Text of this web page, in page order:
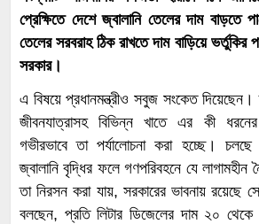
প্রেক্ষিতে দেশে জ্বালানি তেলের দাম বাড়তে
তেলের সরবরাহ ঠিক রাখতে দাম বাড়িয়ে ভর্তুকির
সরকার।
এ বিষয়ে প্রধানমন্ত্রীও সবুজ সংকেত দিয়েছেন।
জীবনযাত্রাসহ বিভিন্ন খাতে এর কী
গভীরভাবে তা পর্যালোচনা করা হচ্ছে। চলছে
জ্বালানি বৃদ্ধির ফলে গণপরিবহনে যে লাগামহীন
তা নিরসন করা যায়, সরকারের ভাবনায় রয়েছে
বলছেন, প্রতি লিটার ডিজেলের দাম ২০